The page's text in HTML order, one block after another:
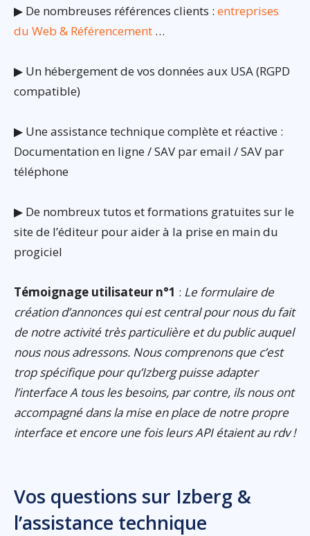
▶ De nombreuses références clients : entreprises
du Web & Référencement …
▶ Un hébergement de vos données aux USA (RGPD
compatible)
▶ Une assistance technique complète et réactive :
Documentation en ligne / SAV par email / SAV par
téléphone
▶ De nombreux tutos et formations gratuites sur le
site de l’éditeur pour aider à la prise en main du
progiciel
Témoignage utilisateur n°1 : Le formulaire de
création d’annonces qui est central pour nous du fait
de notre activité très particulière et du public auquel
nous nous adressons. Nous comprenons que c’est
trop spécifique pour qu’Izberg puisse adapter
l’interface A tous les besoins, par contre, ils nous ont
accompagné dans la mise en place de notre propre
interface et encore une fois leurs API étaient au rdv !
Vos questions sur Izberg &
l’assistance technique